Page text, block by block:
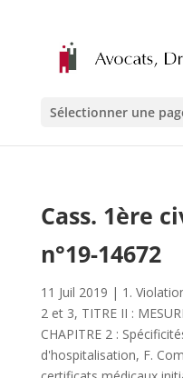
Sélectionner une
Cass. 1ère
n°19-14672
11 Juil 2019 | 1.
2 et 3, TITRE II :
CHAPITRE 2 :
d'hospitalisation, F.